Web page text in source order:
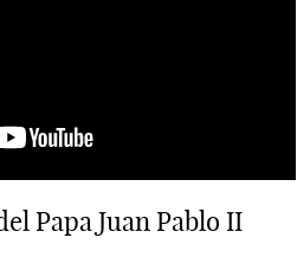
Papa Juan Pablo II